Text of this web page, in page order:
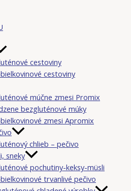
cestoviny
cestoviny
múčne zmesi Promix
bezgluténové múky
zmesi Apromix
chlieb – pečivo
sneky
pochutiny-keksy-müsli
trvanlivé pečivo